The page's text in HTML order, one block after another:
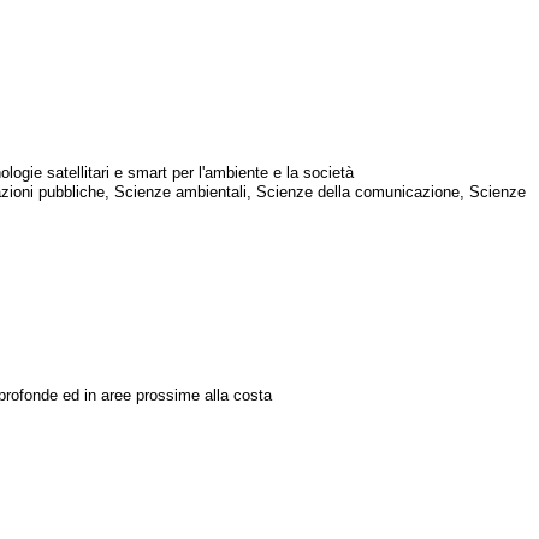
satellitari e smart per l'ambiente e la società
pubbliche, Scienze ambientali, Scienze della comunicazione, Scienze
ed in aree prossime alla costa